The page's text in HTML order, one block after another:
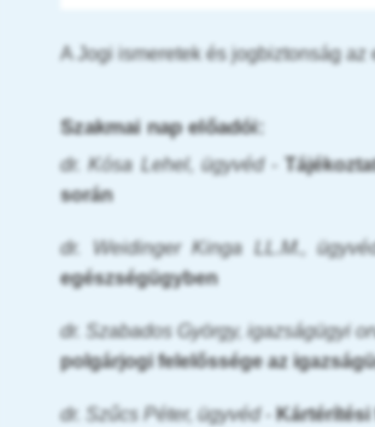
A Jogi ismeretek és jogbiztonság
Szakmai nap előadói:
dr. Kósa Lehel, ügyvéd -
során
dr. Weidinger Kinga LL.M.,
egészségügyben
dr. Szabados György, igazságügyi
polgárjogi felelőssége az
dr. Szűcs Péter, ügyvéd - Kártérítési